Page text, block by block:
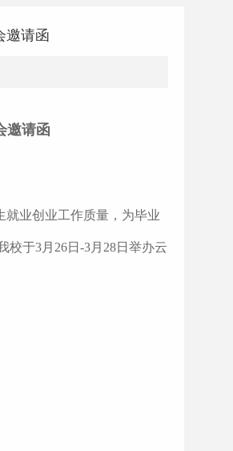
邀请函
邀请函
就业创业工作质量，为毕业
校于3月26日-3月28日举办云